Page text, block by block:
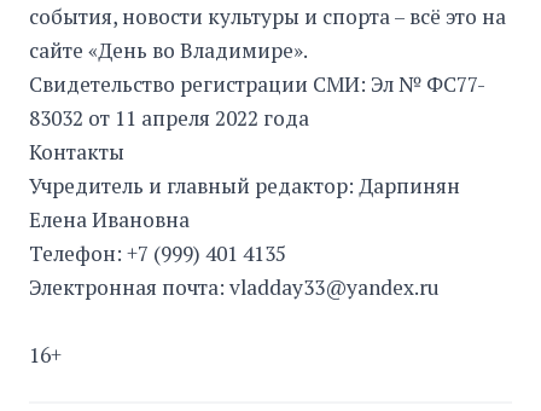
события, новости культуры и спорта – всё это на
сайте «День во Владимире».
Свидетельство регистрации СМИ: Эл № ФС77-
83032 от 11 апреля 2022 года
Контакты
Учредитель и главный редактор: Дарпинян
Елена Ивановна
Телефон: +7 (999) 401 4135
Электронная почта: vladday33@yandex.ru
16+